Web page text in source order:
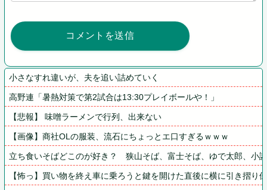
小さなすれ違いが、夫を追い詰めていく
高野連「暑熱対策で第2試合は13:30プレイボールや！」
【悲報】 味噌ラーメンで行列、出来ない
【画像】商社OLの服装、流石にちょっとエ口すぎるｗｗｗ
立ち食いそばどこのが好き？　狭山そば、富士そば、ゆで太郎、小
【怖っ】買い物を終え車に乗ろうと鍵を開けた直後に横に引き摺り